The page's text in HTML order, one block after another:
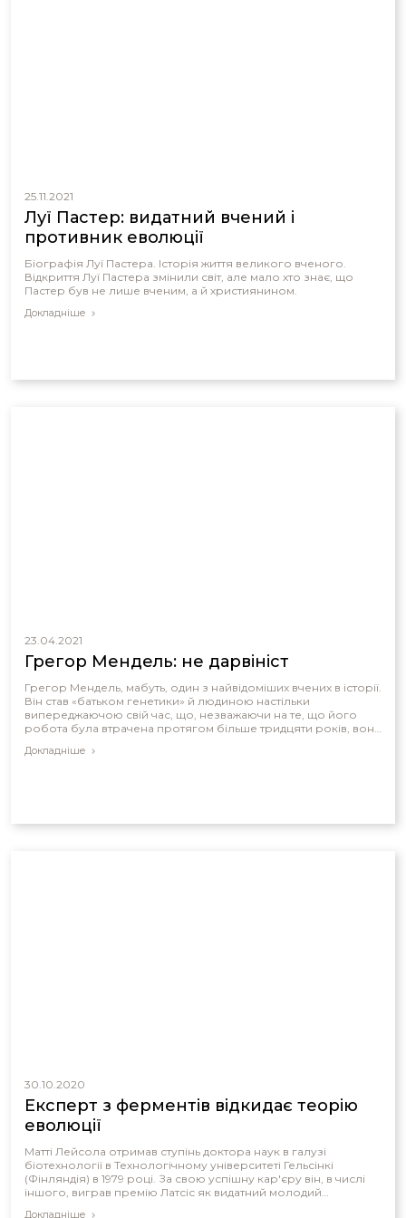
25.11.2021
Луї Пастер: видатний вчений і
противник еволюції
Біографія Луї Пастера. Історія життя великого вченого.
Відкриття Луї Пастера змінили світ, але мало хто знає, що
Пастер був не лише вченим, а й християнином.
Докладніше
23.04.2021
Грегор Мендель: не дарвініст
Грегор Мендель, мабуть, один з найвідоміших вчених в історії.
Він став «батьком генетики» й людиною настільки
випереджаючою свій час, що, незважаючи на те, що його
робота була втрачена протягом більше тридцяти років, вона
також один з небагатьох вчених, чиї погляди на біблійну
Докладніше
30.10.2020
Експерт з ферментів відкидає теорію
еволюції
Матті Лейсола отримав ступінь доктора наук в галузі
біотехнології в Технологічному університеті Гельсінкі
(Фінляндія) в 1979 році. За свою успішну кар'єру він, в числі
іншого, виграв премію Латсіс як видатний молодий
Докладніше